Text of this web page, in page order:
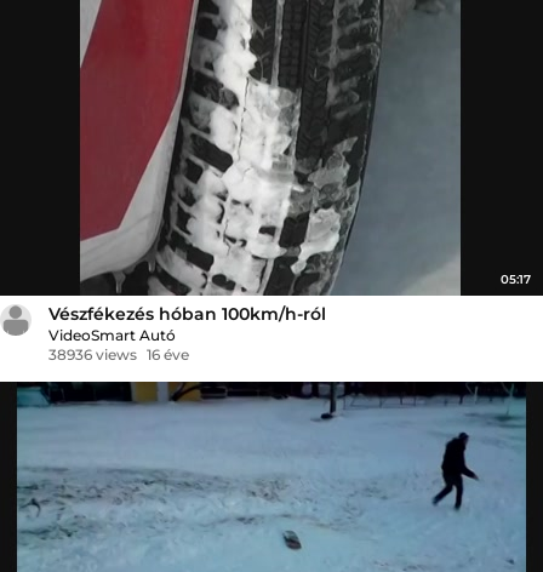
05:17
Vészfékezés hóban 100km/h-ról
VideoSmart Autó
38936 views 16 éve